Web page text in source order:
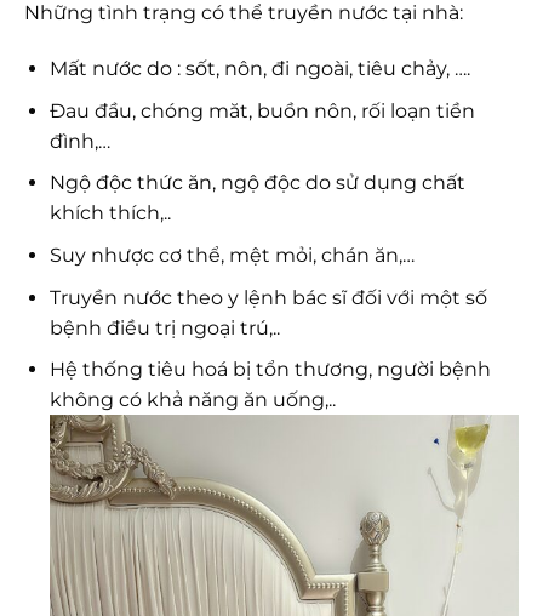
Những tình trạng có thể truyền nước tại nhà:
Mất nước do : sốt, nôn, đi ngoài, tiêu chảy, ….
Đau đầu, chóng măt, buồn nôn, rối loạn tiền
đình,…
Ngộ độc thức ăn, ngộ độc do sử dụng chất
khích thích,..
Suy nhược cơ thể, mệt mỏi, chán ăn,…
Truyền nước theo y lệnh bác sĩ đối với một số
bệnh điều trị ngoại trú,..
Hệ thống tiêu hoá bị tổn thương, người bệnh
không có khả năng ăn uống,..